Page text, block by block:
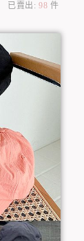
已賣出: 98 件